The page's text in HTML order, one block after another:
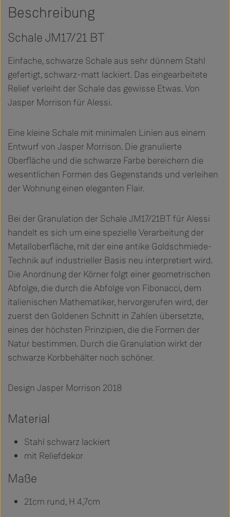
Beschreibung
Schale JM17/21 BT
Einfache, schwarze Schale aus sehr dünnem Stahl
gefertigt, schwarz-matt lackiert. Das eingearbeitete
Relief verleiht der Schale das gewisse Etwas. Von
Jasper Morrison für Alessi.
Eine kleine Schale mit minimalen Linien aus einem
Entwurf von Jasper Morrison. Die granulierte
Oberfläche und die schwarze Farbe bereichern die
wesentlichen Formen des Gegenstands und verleihen
der Wohnung einen eleganten Flair.
Bei der Granulation der Schale JM17/21BT für Alessi
handelt es sich um eine spezielle Verarbeitung der
Metalloberfläche, mit der eine antike Goldschmiede-
Technik auf industrieller Basis neu interpretiert wird.
Die Anordnung der Körner folgt einer geometrischen
Abfolge, die durch die Abfolge von Fibonacci, dem
italienischen Mathematiker, hervorgerufen wird, der
zuerst den Goldenen Schnitt in Zahlen übersetzte,
eines der höchsten Prinzipien, die die Formen der
Natur bestimmen. Durch die Granulation wirkt der
schwarze Korbbehälter noch schöner.
Design Jasper Morrison 2018
Material
Stahl schwarz lackiert
mit Reliefdekor
Maße
21cm rund, H 4,7cm